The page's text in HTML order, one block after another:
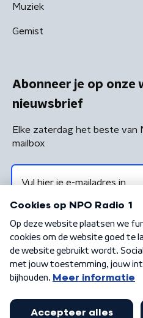
Muziek
Gemist
Abonneer je op onze
nieuwsbrief
Elke zaterdag het beste van
mailbox
Algemene voorwaarden